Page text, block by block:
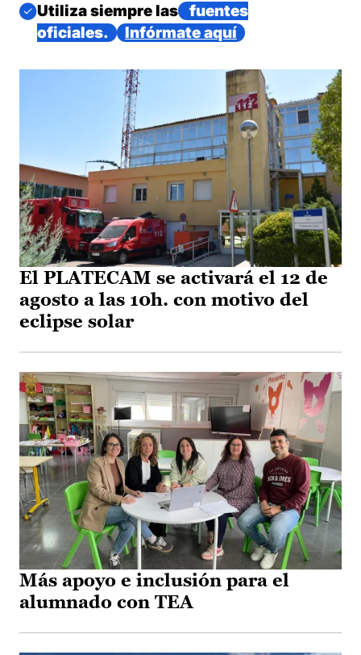
Imagen
Utiliza siempre las
fuentes
oficiales.
Infórmate aquí
El PLATECAM se activará el 12 de
agosto a las 10h. con motivo del
eclipse solar
Más apoyo e inclusión para el
alumnado con TEA